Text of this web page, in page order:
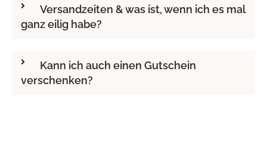
Versandzeiten & was ist, wenn ich es mal
ganz eilig habe?
Kann ich auch einen Gutschein
verschenken?